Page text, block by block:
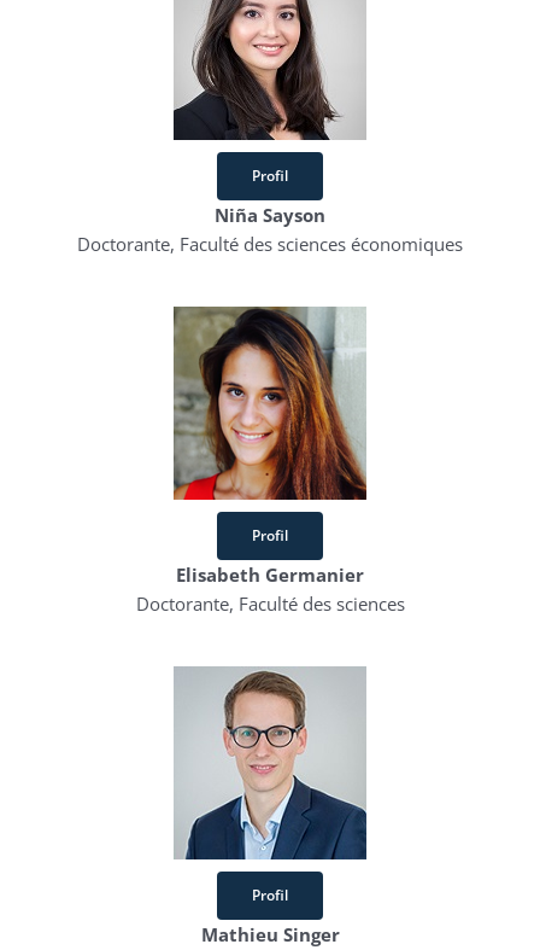
Profil
Niña Sayson
Doctorante, Faculté des sciences économiques
Profil
Elisabeth Germanier
Doctorante, Faculté des sciences
Profil
Mathieu Singer